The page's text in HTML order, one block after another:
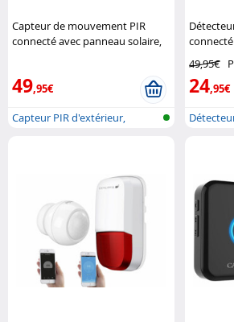
Capteur de mouvement PIR
connecté avec panneau solaire,
49,95€
Capteur PIR d'extérieur,
49,95€
24,95€